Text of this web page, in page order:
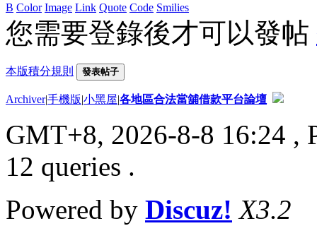
B Color Image Link Quote Code Smilies
您需要登錄後才可以發帖
本版積分規則 發表帖子
Archiver|手機版|小黑屋|各地區合法當舖借款平台論壇
GMT+8, 2026-8-8 16:24 ,
12 queries .
Powered by Discuz! X3.2